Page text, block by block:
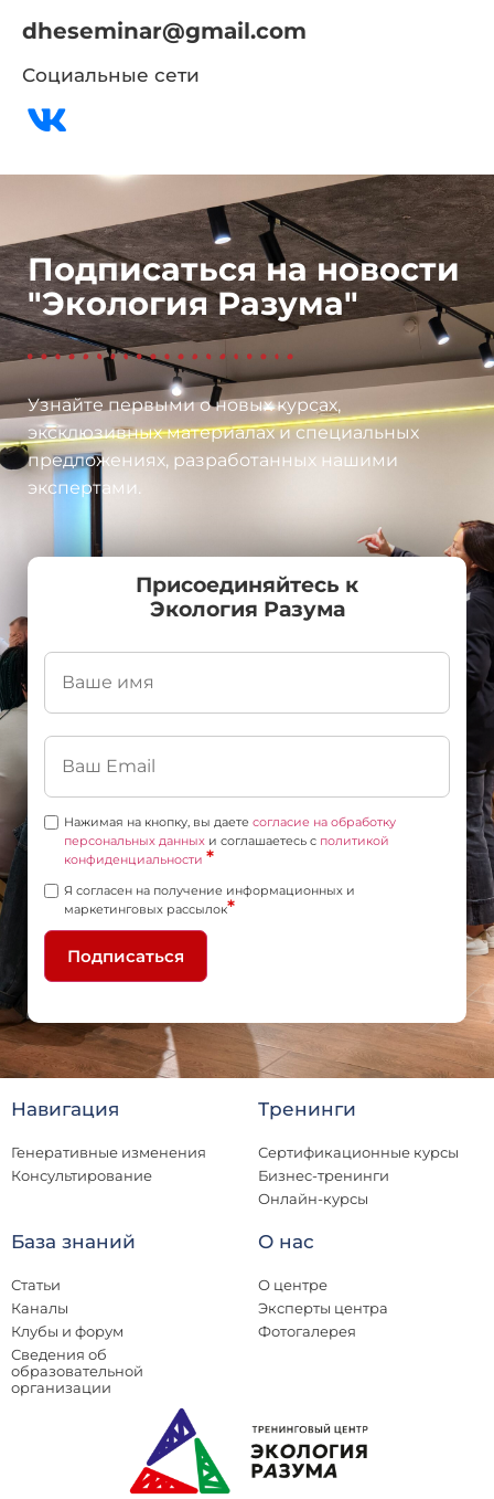
dheseminar@gmail.com
Социальные сети
Подписаться на новости
"Экология Разума"
Узнайте первыми о новых курсах,
эксклюзивных материалах и специальных
предложениях, разработанных нашими
экспертами.
Присоединяйтесь к
Экология Разума
Нажимая на кнопку, вы даете согласие на обработку
персональных данных и соглашаетесь c политикой
конфиденциальности *
Я согласен на получение информационных и
маркетинговых рассылок*
Подписаться
Навигация
Генеративные изменения
Консультирование
Тренинги
Сертификационные курсы
Бизнес-тренинги
Онлайн-курсы
База знаний
Статьи
Каналы
Клубы и форум
Сведения об
образовательной
организации
О нас
О центре
Эксперты центра
Фотогалерея